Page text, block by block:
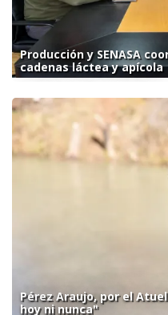
Producción y SENASA
cadenas láctea y apícola
Pérez Araujo, por el
hoy ni nunca"